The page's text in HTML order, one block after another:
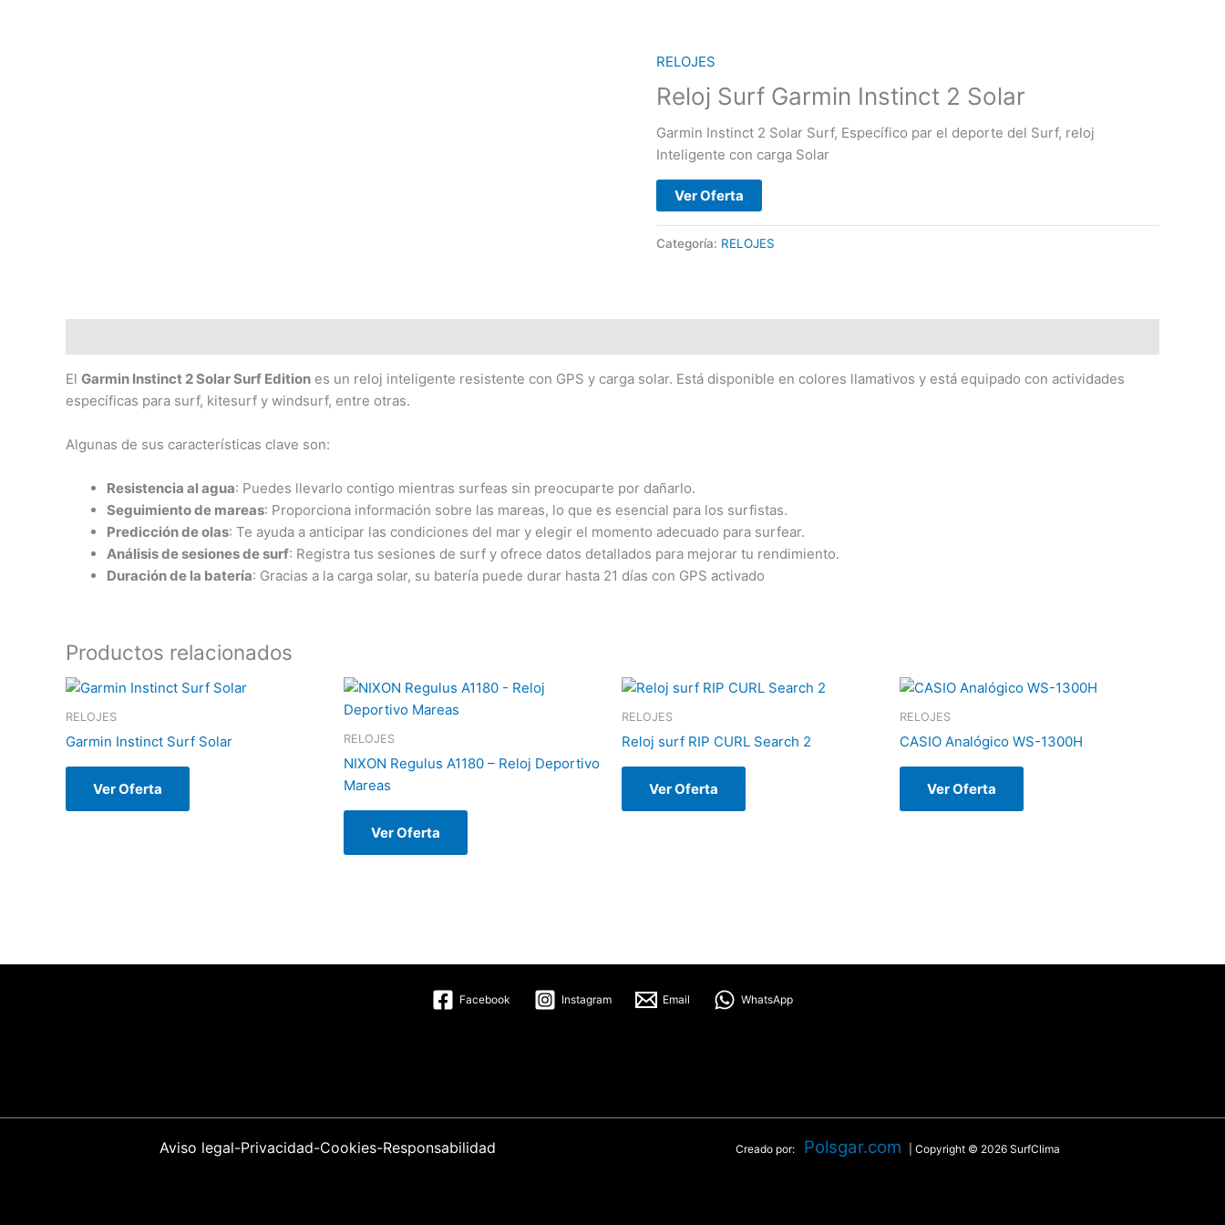
RELOJES
Reloj Surf Garmin Instinct 2 Solar
Garmin Instinct 2 Solar Surf, Específico par el deporte del Surf, reloj
Inteligente con carga Solar
Ver Oferta
Categoría: RELOJES
El Garmin Instinct 2 Solar Surf Edition es un reloj inteligente resistente con GPS y carga solar. Está disponible en colores llamativos y está equipado con actividades
específicas para surf, kitesurf y windsurf, entre otras.
Algunas de sus características clave son:
Resistencia al agua: Puedes llevarlo contigo mientras surfeas sin preocuparte por dañarlo.
Seguimiento de mareas: Proporciona información sobre las mareas, lo que es esencial para los surfistas.
Predicción de olas: Te ayuda a anticipar las condiciones del mar y elegir el momento adecuado para surfear.
Análisis de sesiones de surf: Registra tus sesiones de surf y ofrece datos detallados para mejorar tu rendimiento.
Duración de la batería: Gracias a la carga solar, su batería puede durar hasta 21 días con GPS activado
Productos relacionados
RELOJES
Garmin Instinct Surf Solar
Ver Oferta
RELOJES
NIXON Regulus A1180 – Reloj Deportivo
Mareas
Ver Oferta
RELOJES
Reloj surf RIP CURL Search 2
Ver Oferta
RELOJES
CASIO Analógico WS-1300H
Ver Oferta
Facebook Instagram Email WhatsApp
Aviso legal-Privacidad-Cookies-Responsabilidad Creado por: Polsgar.com | Copyright © 2026 SurfClima